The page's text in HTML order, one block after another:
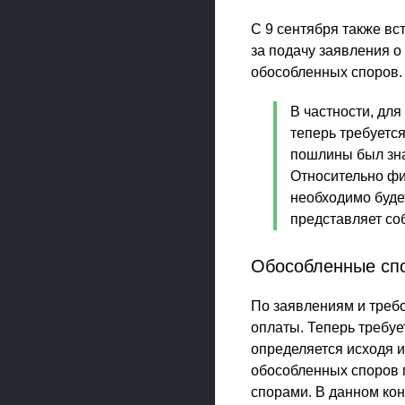
С 9 сентября также
за подачу заявления
обособленных споров.
В частности,
теперь
пошлины был
Относительно
необходимо
представляет
Обособленные
По заявлениям и
оплаты. Теперь
определяется исходя
обособленных
спорами. В данном